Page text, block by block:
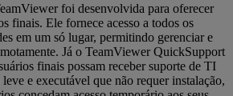
foi desenvolvida para oferecer
finais. Ele fornece acesso a todos os
em um só lugar, permitindo gerenciar e
Já o TeamViewer QuickSupport
finais possam receber suporte de TI
e executável que não requer instalação,